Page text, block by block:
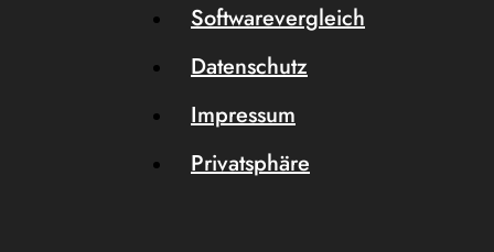
Softwarevergleich
Datenschutz
Impressum
Privatsphäre